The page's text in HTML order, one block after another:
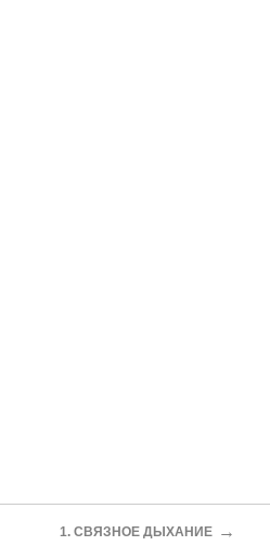
1. СВЯЗНОЕ ДЫХАНИЕ →